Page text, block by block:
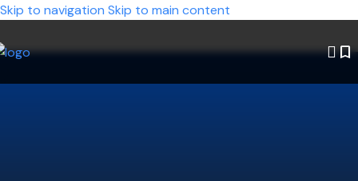
Skip to navigation Skip to main content